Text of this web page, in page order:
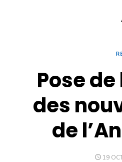
Pose
des
de
19